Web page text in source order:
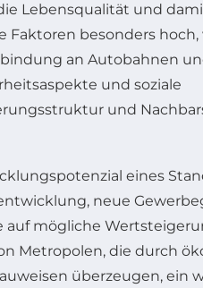
Lebensqualität und
Faktoren besonders
an Autobahnen
und soziale
und
eines
neue
mögliche
Metropolen, die durch
überzeugen, ein